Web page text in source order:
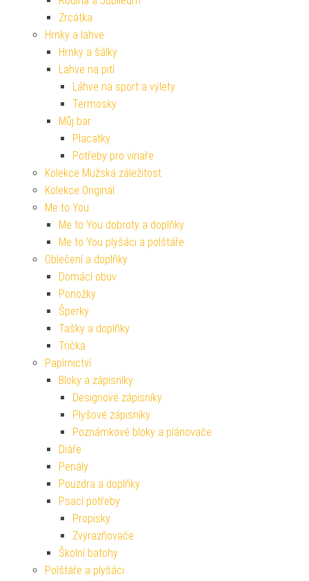
Zrcátka
Hrnky a lahve
Hrnky a šálky
Lahve na pití
Láhve na sport a výlety
Termosky
Můj bar
Placatky
Potřeby pro vinaře
Kolekce Mužská záležitost
Kolekce Originál
Me to You
Me to You dobroty a doplňky
Me to You plyšáci a polštáře
Oblečení a doplňky
Domácí obuv
Ponožky
Šperky
Tašky a doplňky
Trička
Papírnictví
Bloky a zápisníky
Designové zápisníky
Plyšové zápisníky
Poznámkové bloky a plánovače
Diáře
Penály
Pouzdra a doplňky
Psací potřeby
Propisky
Zvýrazňovače
Školní batohy
Polštáře a plyšáci